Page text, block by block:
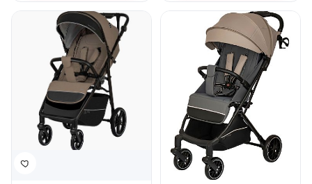
● в наличии ● в наличии